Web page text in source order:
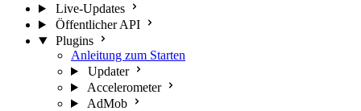
Live-Updates
Öffentlicher API
Plugins
Anleitung zum Starten
Updater
Accelerometer
AdMob